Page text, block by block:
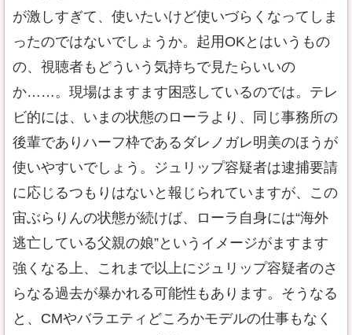
が激しすぎて、使いたいけど使いづらくなってしま
ったのではないでしょうか。起用OKとはいうもの
の、視聴者もどういう気持ちで見たらいいの
か……。現場はますます困惑しているのでは。テレ
ビ的には、いまの状態のローラより、同じ事務所の
後輩でありハーフ枠であるダレノガレ明美のほうが
使いやすいでしょう。ジュリップ容疑者は逮捕要請
に応じるつもりはないと報じられていますが、この
宙ぶらりんの状態が続けば、ローラ自身には“海外
逃亡している父親の娘”というイメージがますます
強くなる上、これまで以上にジュリップ容疑者のさ
らなる過去が暴かれる可能性もあります。そうなる
と、CMやバラエティどころかモデルの仕事もなく